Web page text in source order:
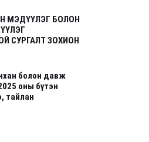
МЭДҮҮЛЭГ БОЛОН
СУРГАЛТ ЗОХИОН
болон давж
оны бүтэн
тайлан